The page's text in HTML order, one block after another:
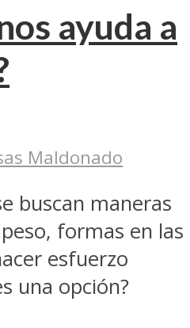
ayuda a
Maldonado
buscan maneras
formas en las
esfuerzo
una opción?